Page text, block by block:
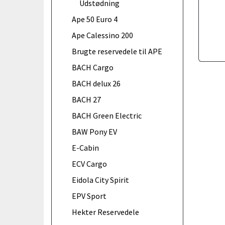
Udstødning
Ape 50 Euro 4
Ape Calessino 200
Brugte reservedele til APE
BACH Cargo
BACH delux 26
BACH 27
BACH Green Electric
BAW Pony EV
E-Cabin
ECV Cargo
Eidola City Spirit
EPV Sport
Hekter Reservedele